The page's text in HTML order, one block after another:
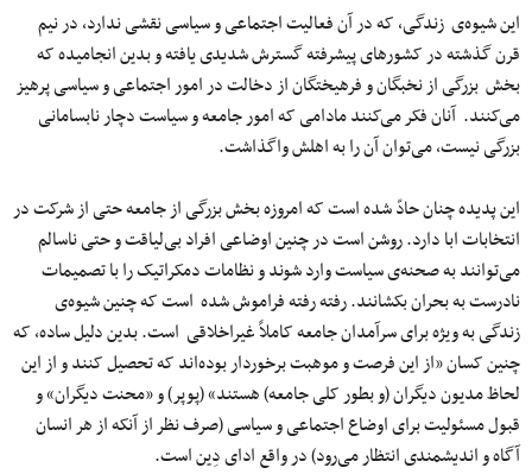
این شیوه‌ی زندگی، که در آن فعالیت اجتماعی و سیاسی نقشی ندارد، در نیم
قرن گذشته در کشورهای پیشرفته گسترش شدیدی یافته و بدین انجامیده که
بخش بزرگی از نخبگان و فرهیختگان از دخالت در امور اجتماعی و سیاسی پرهیز
می‌کنند. آنان فکر می‌کنند مادامی که امور جامعه و سیاست دچار نابسامانی
بزرگی نیست، می‌توان آن را به اهلش واگذاشت.
این پدیده چنان حادّ شده است که امروزه بخش بزرگی از جامعه حتی از شرکت در
انتخابات ابا دارد. روشن است در چنین اوضاعی افراد بی‌لیاقت و حتی ناسالم
می‌توانند به صحنه‌ی سیاست وارد شوند و نظامات دمکراتیک را با تصمیمات
نادرست به بحران بکشانند. رفته رفته فراموش شده است که چنین شیوه‌ی
زندگی به ویژه برای سرآمدان جامعه کاملاً غیراخلاقی است. بدین دلیل ساده، که
چنین کسان «از این فرصت و موهبت برخوردار بوده‌اند که تحصیل کنند و از این
لحاظ مدیون دیگران (و بطور کلی جامعه) هستند» (پوپر) و «محنت دیگران» و
قبول مسئولیت برای اوضاع اجتماعی و سیاسی (صرف نظر از آنکه از هر انسان
آگاه و اندیشمندی انتظار می‌رود) در واقع ادای دِین است.